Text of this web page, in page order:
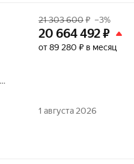
21 303 600₽ –3%
20 664 492₽
от 89 280 ₽ в месяц
1 августа 2026